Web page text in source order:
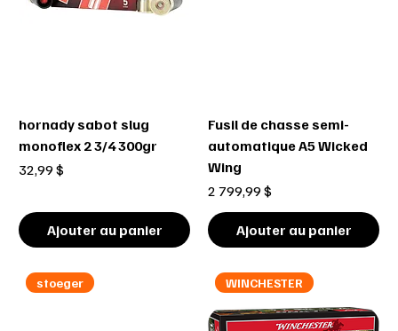
hornady sabot slug
monoflex 2 3/4 300gr
Prix
32,99 $
Ajouter au panier
Fusil de chasse semi-
automatique A5 Wicked
Wing
Prix
2 799,99 $
Ajouter au panier
stoeger WINCHESTER